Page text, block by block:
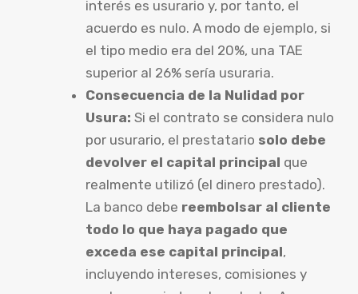
interés es usurario y, por tanto, el
acuerdo es nulo. A modo de ejemplo, si
el tipo medio era del 20%, una TAE
superior al 26% sería usuraria.
Consecuencia de la Nulidad por
Usura: Si el contrato se considera nulo
por usurario, el prestatario solo debe
devolver el capital principal que
realmente utilizó (el dinero prestado).
La banco debe reembolsar al cliente
todo lo que haya pagado que
exceda ese capital principal,
incluyendo intereses, comisiones y